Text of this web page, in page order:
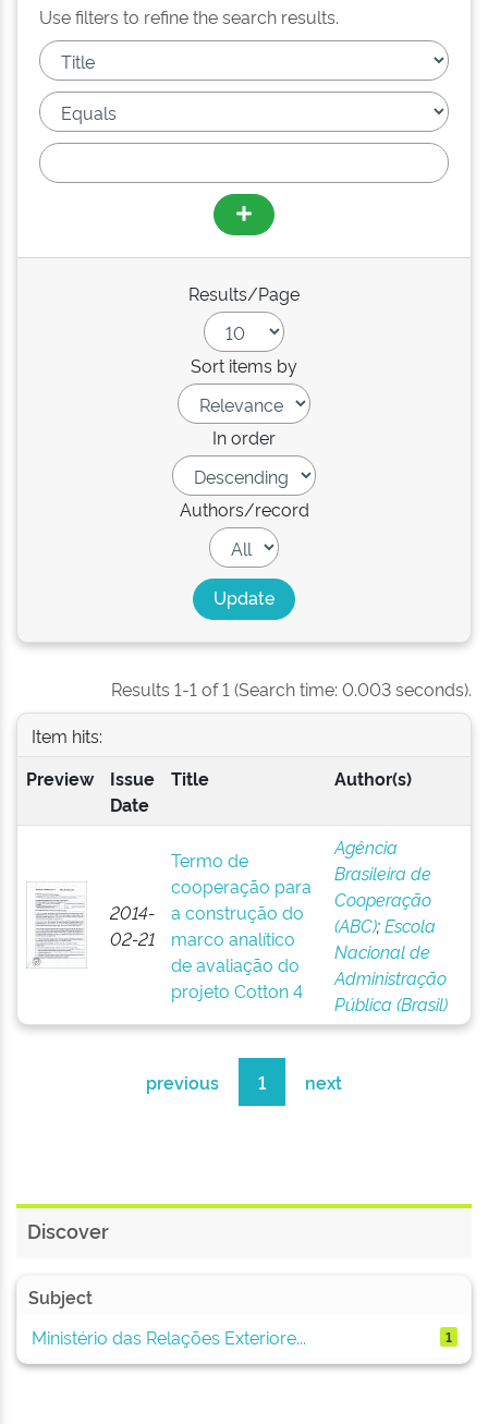
Use filters to refine the search results.
Results/Page
Sort items by
In order
Authors/record
Results 1-1 of 1 (Search time: 0.003 seconds).
Item hits:
Preview
Issue
Date
Title Author(s)
2014-
02-21
Termo de
cooperação para
a construção do
marco analítico
de avaliação do
projeto Cotton 4
Agência
Brasileira de
Cooperação
(ABC);Escola
Nacional de
Administração
Pública (Brasil)
previous 1 next
Discover
Subject
Ministério das Relações Exteriore...
1